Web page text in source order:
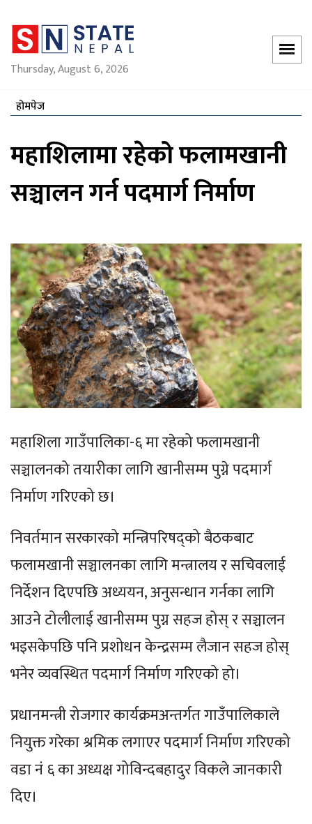
Thursday, August 6, 2026
होमपेज
महाशिलामा रहेको फलामखानी
सञ्चालन गर्न पदमार्ग निर्माण
महाशिला गाउँपालिका-६ मा रहेको फलामखानी
सञ्चालनको तयारीका लागि खानीसम्म पुग्ने पदमार्ग
निर्माण गरिएको छ।
निवर्तमान सरकारको मन्त्रिपरिषद्को बैठकबाट
फलामखानी सञ्चालनका लागि मन्त्रालय र सचिवलाई
निर्देशन दिएपछि अध्ययन, अनुसन्धान गर्नका लागि
आउने टोलीलाई खानीसम्म पुग्न सहज होस् र सञ्चालन
भइसकेपछि पनि प्रशोधन केन्द्रसम्म लैजान सहज होस्
भनेर व्यवस्थित पदमार्ग निर्माण गरिएको हो।
प्रधानमन्त्री रोजगार कार्यक्रमअन्तर्गत गाउँपालिकाले
नियुक्त गरेका श्रमिक लगाएर पदमार्ग निर्माण गरिएको
वडा नंं ६ का अध्यक्ष गोविन्दबहादुर विकले जानकारी
दिए।